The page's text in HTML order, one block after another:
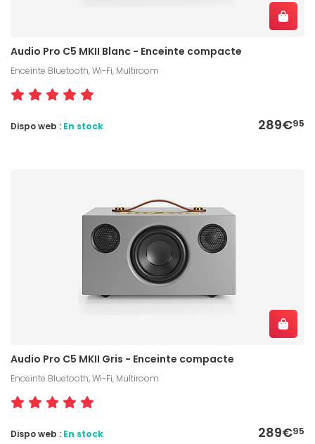
Audio Pro C5 MKII Blanc - Enceinte compacte
Enceinte Bluetooth, Wi-Fi, Multiroom
289€95
Dispo web : En stock
Audio Pro C5 MKII Gris - Enceinte compacte
Enceinte Bluetooth, Wi-Fi, Multiroom
289€95
Dispo web : En stock